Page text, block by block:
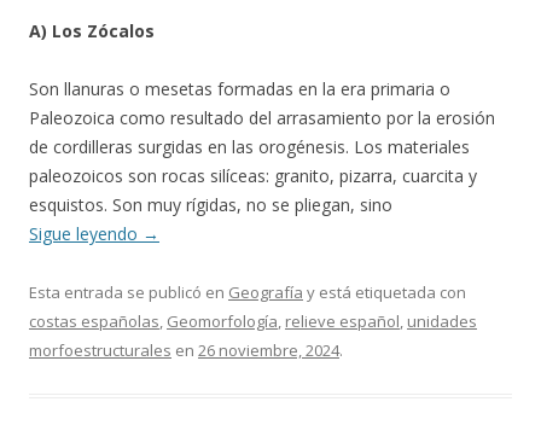
A) Los Zócalos
Son llanuras o mesetas formadas en la era primaria o
Paleozoica como resultado del arrasamiento por la erosión
de cordilleras surgidas en las orogénesis. Los materiales
paleozoicos son rocas silíceas: granito, pizarra, cuarcita y
esquistos. Son muy rígidas, no se pliegan, sino
Sigue leyendo →
Esta entrada se publicó en Geografía y está etiquetada con
costas españolas, Geomorfología, relieve español, unidades
morfoestructurales en 26 noviembre, 2024.